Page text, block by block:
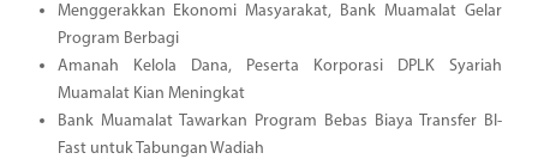
Menggerakkan Ekonomi Masyarakat, Bank Muamalat Gelar
Program Berbagi
Amanah Kelola Dana, Peserta Korporasi DPLK Syariah
Muamalat Kian Meningkat
Bank Muamalat Tawarkan Program Bebas Biaya Transfer BI-
Fast untuk Tabungan Wadiah